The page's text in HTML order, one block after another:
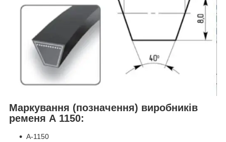
Маркування (позначення) виробників
ременя А 1150:
А-1150